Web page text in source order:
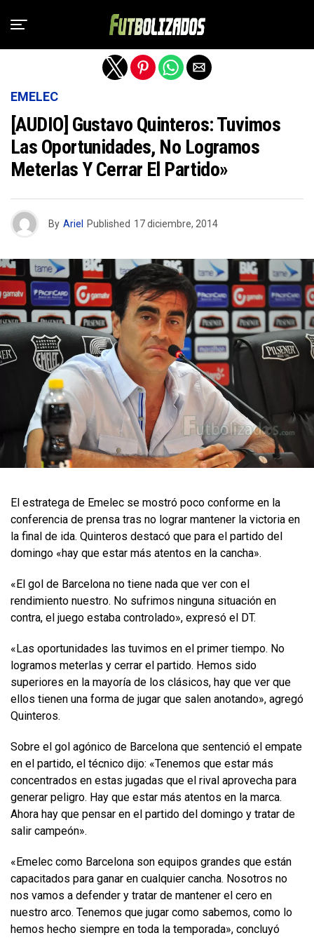
EMELEC
[AUDIO] Gustavo Quinteros: Tuvimos
Las Oportunidades, No Logramos
Meterlas Y Cerrar El Partido»
By Ariel Published 17 diciembre, 2014
El estratega de Emelec se mostró poco conforme en la
conferencia de prensa tras no lograr mantener la victoria en
la final de ida. Quinteros destacó que para el partido del
domingo «hay que estar más atentos en la cancha».
«El gol de Barcelona no tiene nada que ver con el
rendimiento nuestro. No sufrimos ninguna situación en
contra, el juego estaba controlado», expresó el DT.
«Las oportunidades las tuvimos en el primer tiempo. No
logramos meterlas y cerrar el partido. Hemos sido
superiores en la mayoría de los clásicos, hay que ver que
ellos tienen una forma de jugar que salen anotando», agregó
Quinteros.
Sobre el gol agónico de Barcelona que sentenció el empate
en el partido, el técnico dijo: «Tenemos que estar más
concentrados en estas jugadas que el rival aprovecha para
generar peligro. Hay que estar más atentos en la marca.
Ahora hay que pensar en el partido del domingo y tratar de
salir campeón».
«Emelec como Barcelona son equipos grandes que están
capacitados para ganar en cualquier cancha. Nosotros no
nos vamos a defender y tratar de mantener el cero en
nuestro arco. Tenemos que jugar como sabemos, como lo
hemos hecho siempre en toda la temporada», concluyó
Salir de la versión móvil